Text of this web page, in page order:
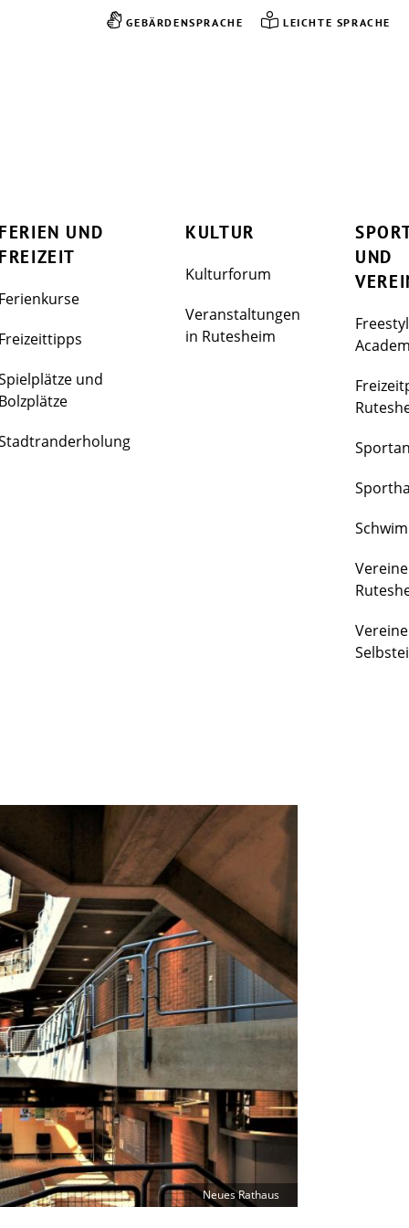
GEBÄRDENSPRACHE LEICHTE SPRACHE
FERIEN UND
FREIZEIT
Ferienkurse
Freizeittipps
und
Bolzplätze
KULTUR
Kulturforum
Veranstaltungen
in Rutesheim
UND
Vereine
Neues Rathaus